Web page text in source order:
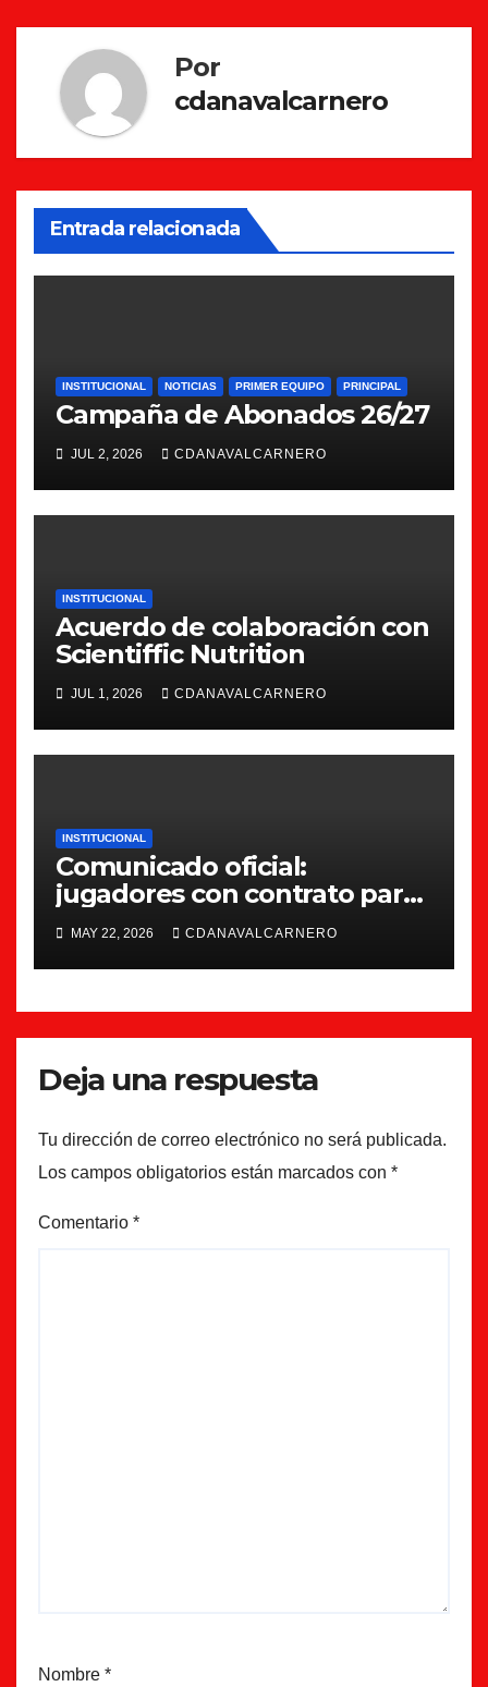
Por
cdanavalcarnero
Entrada relacionada
INSTITUCIONAL NOTICIAS PRIMER EQUIPO PRINCIPAL
Campaña de Abonados 26/27
JUL 2, 2026 CDANAVALCARNERO
INSTITUCIONAL
Acuerdo de colaboración con
Scientiffic Nutrition
JUL 1, 2026 CDANAVALCARNERO
INSTITUCIONAL
Comunicado oficial:
jugadores con contrato para
la 26/27
MAY 22, 2026 CDANAVALCARNERO
Deja una respuesta
Tu dirección de correo electrónico no será publicada.
Los campos obligatorios están marcados con *
Comentario *
Nombre *